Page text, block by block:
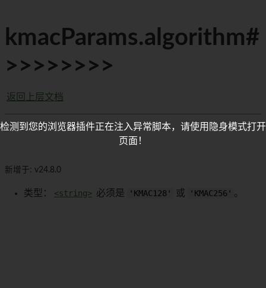
kmacParams.algorithm#
>>>>>>>>
返回上层文档
新增于: v24.8.0
类型： <string> 必须是 'KMAC128' 或 'KMAC256' 。
检测到您的浏览器插件正在注入异常脚本，请使用隐身模式打开
页面！